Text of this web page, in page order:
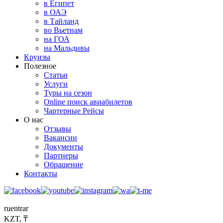
в Египет
в ОАЭ
в Тайланд
во Вьетнам
на ГОА
на Мальдивы
Круизы
Полезное
Статьи
Услуги
Туры на сезон
Online поиск авиабилетов
Чартерные Рейсы
О нас
Отзывы
Вакансии
Документы
Партнеры
Обращение
Контакты
ruentrar
KZT, ₸